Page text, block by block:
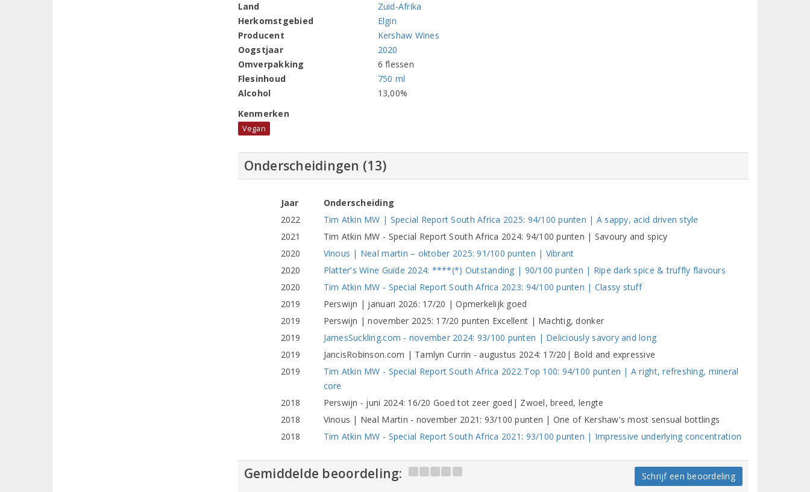
Land
Zuid-Afrika
Herkomstgebied
Elgin
Producent
Kershaw Wines
Oogstjaar
2020
Omverpakking
6 flessen
Flesinhoud
750 ml
Alcohol
13,00%
Kenmerken
Vegan
Onderscheidingen (13)
Jaar
Onderscheiding
2022
Tim Atkin MW | Special Report South Africa 2025: 94/100 punten | A sappy, acid driven style
2021
Tim Atkin MW - Special Report South Africa 2024: 94/100 punten | Savoury and spicy
2020
Vinous | Neal martin – oktober 2025: 91/100 punten | Vibrant
2020
Platter's Wine Guide 2024: ****(*) Outstanding | 90/100 punten | Ripe dark spice & truffly flavours
2020
Tim Atkin MW - Special Report South Africa 2023: 94/100 punten | Classy stuff
2019
Perswijn | januari 2026: 17/20 | Opmerkelijk goed
2019
Perswijn | november 2025: 17/20 punten Excellent | Machtig, donker
2019
JamesSuckling.com - november 2024: 93/100 punten | Deliciously savory and long
2019
JancisRobinson.com | Tamlyn Currin - augustus 2024: 17/20| Bold and expressive
2019
Tim Atkin MW - Special Report South Africa 2022 Top 100: 94/100 punten | A right, refreshing, mineral
core
2018
Perswijn - juni 2024: 16/20 Goed tot zeer goed| Zwoel, breed, lengte
2018
Vinous | Neal Martin - november 2021: 93/100 punten | One of Kershaw's most sensual bottlings
2018
Tim Atkin MW - Special Report South Africa 2021: 93/100 punten | Impressive underlying concentration
Gemiddelde beoordeling: Schrijf een beoordeling